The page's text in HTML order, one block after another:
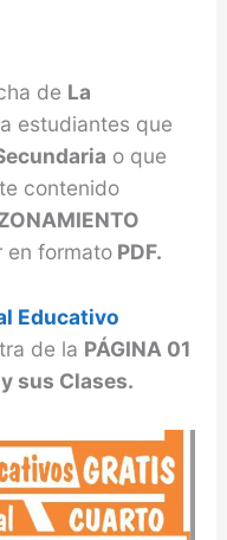
de La
estudiantes que
o que
contenido
en formatoPDF.
Educativo
de la PÁGINA 01
sus Clases.